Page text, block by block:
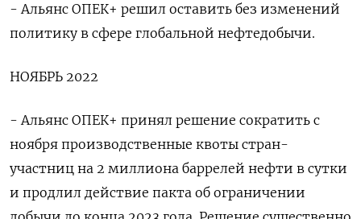
- Альянс ОПЕК+ решил оставить без изменений
политику в сфере глобальной нефтедобычи.
НОЯБРЬ 2022
- Альянс ​ОПЕК+ принял решение сократить с
ноября производственные квоты стран-
участниц на 2 миллиона баррелей нефти в сутки
и продлил действие пакта об ограничении